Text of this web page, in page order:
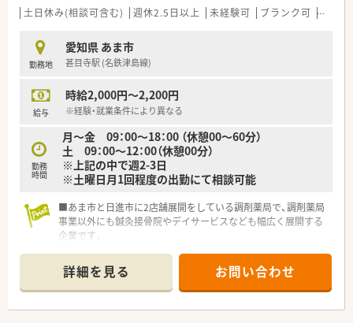
土日休み(相談可含む) 週休2.5日以上 未経験可 ブランク可 Ｗワ
勤務地
愛知県 あま市
甚目寺駅 (名鉄津島線)
給与
時給2,000円～2,200円
※経験・就業条件により異なる
勤務
時間
月～金 09：00～18：00 （休憩00～60分）
土 09：00～12：00（休憩00分）
※上記の中で週2-3日
※土曜日月1回程度の出勤にて相談可能
■あま市と日進市に2店舗展開をしている調剤薬局で、調剤薬局
事業以外にも鍼灸接骨院やデイサービスなども幅広く展開する
企業です。
ニタ食堂・接骨院が入る複合施設を建設予定。
■社長は薬剤師・ご子息は2人とも医師をしています。
■5年後を目標に病院の開院も検討されている成長中の企業で
す。
詳細を見る お問い合わせ